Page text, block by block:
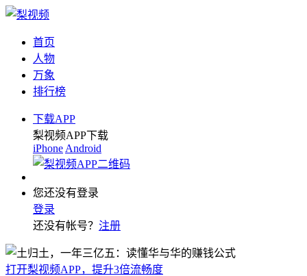
首页
人物
万象
排行榜
下载APP
梨视频APP下载
iPhone Android
您还没有登录
登录
还没有帐号？ 注册
打开梨视频APP，提升3倍流畅度